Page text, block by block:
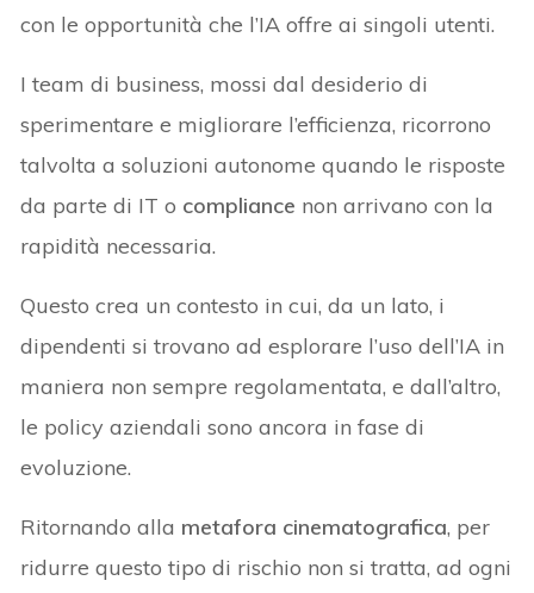
con le opportunità che l’IA offre ai singoli utenti.
I team di business, mossi dal desiderio di
sperimentare e migliorare l’efficienza, ricorrono
talvolta a soluzioni autonome quando le risposte
da parte di IT o compliance non arrivano con la
rapidità necessaria.
Questo crea un contesto in cui, da un lato, i
dipendenti si trovano ad esplorare l’uso dell’IA in
maniera non sempre regolamentata, e dall’altro,
le policy aziendali sono ancora in fase di
evoluzione.
Ritornando alla metafora cinematografica, per
ridurre questo tipo di rischio non si tratta, ad ogni